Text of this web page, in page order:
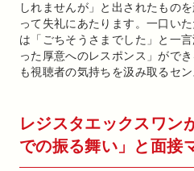
しれませんが」と出されたもの
って失礼にあたります。一口い
は「ごちそうさまでした」と一
った厚意へのレスポンス」がで
も視聴者の気持ちを汲み取るセ
レジスタエックスワン
での振る舞い」と面接